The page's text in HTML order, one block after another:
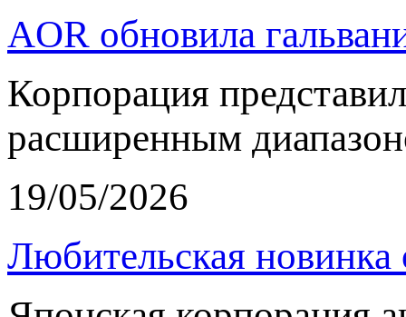
AOR обновила
Корпорация
расширенным
19/05/2026
Любительская новинка